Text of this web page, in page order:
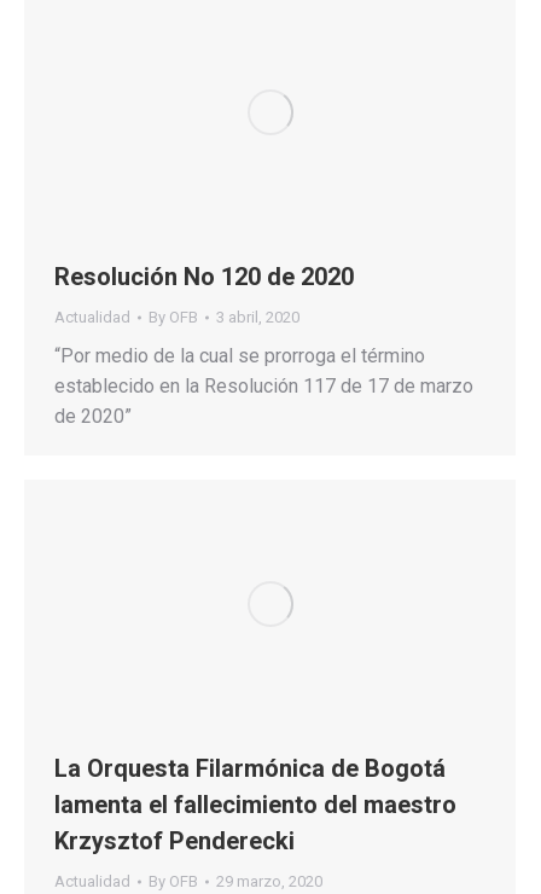
Resolución No 120 de 2020
Actualidad By OFB 3 abril, 2020
“Por medio de la cual se prorroga el término
establecido en la Resolución 117 de 17 de marzo
de 2020”
La Orquesta Filarmónica de Bogotá
lamenta el fallecimiento del maestro
Krzysztof Penderecki
Actualidad By OFB 29 marzo, 2020